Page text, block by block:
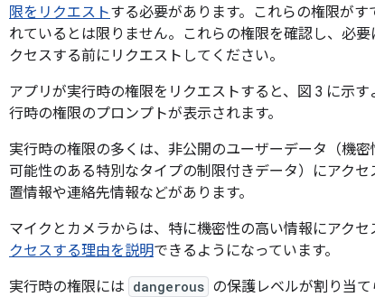
限をリクエストする必要があります。これらの権限がす
れているとは限りません。これらの権限を確認し、必要
クセスする前にリクエストしてください。
アプリが実行時の権限をリクエストすると、図 3 に示す
行時の権限のプロンプトが表示されます。
実行時の権限の多くは、非公開のユーザーデータ （機
可能性のある特別なタイプの制限付きデータ）にアク
置情報や連絡先情報などがあります。
マイクとカメラからは、特に機密性の高い情報にアクセ
クセスする理由を説明できるようになっています。
実行時の権限には dangerous の保護レベルが割り当て